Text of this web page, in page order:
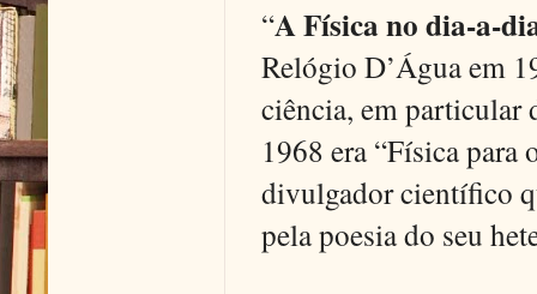
“A Física no dia-a-
Relógio D’Água em
ciência, em
1968 era “Física para
divulgador científico
pela poesia do seu